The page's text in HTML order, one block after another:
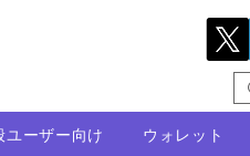
ユーザー向け ウォレット